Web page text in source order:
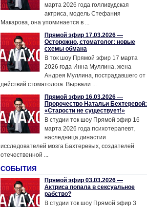
марта 2026 года голливудская
актриса, модель Стефания
Макарова, она упоминается в ...
Прямой эфир 17.03.2026 —
Осторожно, стоматолог: новые
схемы обмана
В ток шоу Прямой эфир 17 марта
2026 года Инна Муллина, жена
Андрея Муллина, пострадавшего от
действий стоматолога. Вырвали ...
Прямой эфир 16.03.2026 —
Пророчество Натальи Бехтеревой:
«Старости не существует!»
В студии ток шоу Прямой эфир 16
марта 2026 года психотерапевт,
наследница династии
исследователей мозга Бахтеревых, создателей
отечественной ...
СОБЫТИЯ
Прямой эфир 03.03.2026 —
Актриса попала в сексуальное
рабство?
В студии ток шоу Прямой эфир 3